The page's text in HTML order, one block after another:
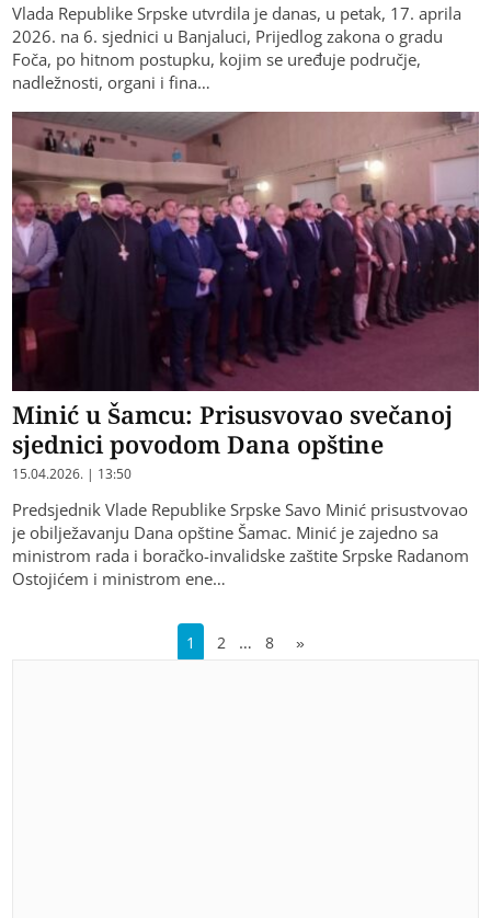
Vlada Republike Srpske utvrdila je danas, u petak, 17. aprila
2026. na 6. sjednici u Banjaluci, Prijedlog zakona o gradu
Foča, po hitnom postupku, kojim se uređuje područje,
nadležnosti, organi i fina…
Minić u Šamcu: Prisusvovao svečanoj
sjednici povodom Dana opštine
15.04.2026. | 13:50
Predsjednik Vlade Republike Srpske Savo Minić prisustvovao
je obilježavanju Dana opštine Šamac. Minić je zajedno sa
ministrom rada i boračko-invalidske zaštite Srpske Radanom
Ostojićem i ministrom ene…
1 2 … 8 »